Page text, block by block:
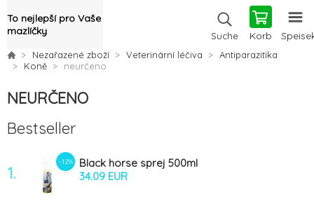
To nejlepší pro Vaše
mazlíčky
Suche Korb
Nezařazené zboží Veterinární léčiva
Antiparazitika
Koně
neurčeno
NEURČENO
Bestseller
1.
-12%
Black horse sprej 500ml
34.09 EUR